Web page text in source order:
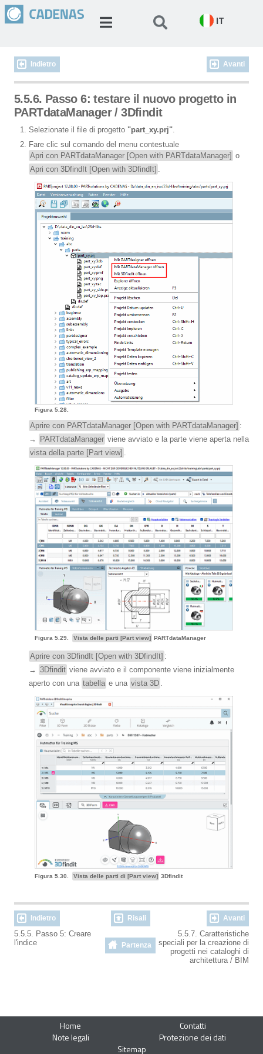
IT
Indietro Avanti
5.5.6. Passo 6: testare il nuovo progetto in
PARTdataManager / 3Dfindit
Selezionate il file di progetto "part_xy.prj".
Fare clic sul comando del menu contestuale
Apri con PARTdataManager [Open with PARTdataManager] o
Apri con 3DfindIt [Open with 3DfindIt] .
Figura 5.28.
Aprire con PARTdataManager [Open with PARTdataManager] :
→
PARTdataManager viene avviato e la parte viene aperta nella
vista della parte [Part view] .
Figura 5.29. Vista delle parti [Part view] PARTdataManager
Aprire con 3DfindIt [Open with 3DfindIt] :
→ 3Dfindit viene avviato e il componente viene inizialmente
aperto con una tabella e una vista 3D
Figura 5.30. Vista delle parti di [Part view] 3Dfindit
Indietro Risali Avanti
5.5.5. Passo 5: Creare
l'indice
Partenza
5.5.7. Caratteristiche
speciali per la creazione di
progetti nei cataloghi di
architettura / BIM
Home
Contatti
Note legali
Protezione dei dati
Sitemap